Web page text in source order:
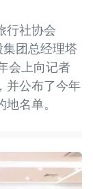
行社协会
集团总经理塔
会上向记者
并公布了今年
名单。